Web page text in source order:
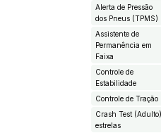
Alerta de Pressão
dos Pneus (TPMS)
Assistente de
Permanência em
Faixa
Controle de
Estabilidade
Controle de Tração
Crash Test (Adulto)
estrelas